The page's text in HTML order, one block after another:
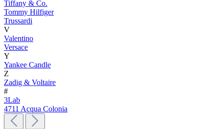
Tiffany & Co.
Tommy Hilfiger
Trussardi
V
Valentino
Versace
Y
Yankee Candle
Z
Zadig & Voltaire
#
3Lab
4711 Acqua Colonia